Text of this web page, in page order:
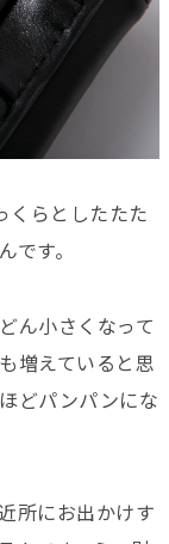
くらとしたたた
です。
ん小さくなって
増えていると思
どパンパンにな
所にお出かけす